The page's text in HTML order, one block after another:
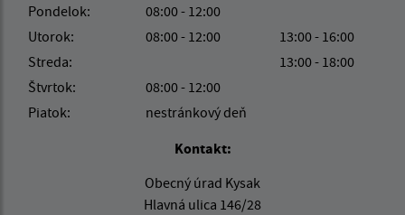
Pondelok:
08:00 - 12:00
Utorok:
08:00 - 12:00
13:00 - 16:00
Streda:
13:00 - 18:00
Štvrtok:
08:00 - 12:00
Piatok:
nestránkový deň
Kontakt:
Obecný úrad Kysak
Hlavná ulica 146/28